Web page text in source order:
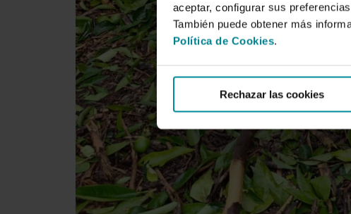
aceptar, configurar sus
También puede obtener más
Política de Cookies.
Rechazar las cookies